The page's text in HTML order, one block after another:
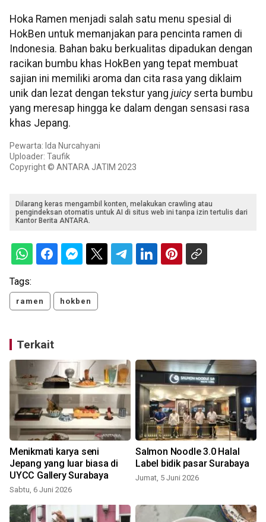
Hoka Ramen menjadi salah satu menu spesial di
HokBen untuk memanjakan para pencinta ramen di
Indonesia. Bahan baku berkualitas dipadukan dengan
racikan bumbu khas HokBen yang tepat membuat
sajian ini memiliki aroma dan cita rasa yang diklaim
unik dan lezat dengan tekstur yang juicy serta bumbu
yang meresap hingga ke dalam dengan sensasi rasa
khas Jepang.
Pewarta: Ida Nurcahyani
Uploader: Taufik
Copyright © ANTARA JATIM 2023
Dilarang keras mengambil konten, melakukan crawling atau
pengindeksan otomatis untuk AI di situs web ini tanpa izin tertulis dari
Kantor Berita ANTARA.
Tags:
ramen hokben
Terkait
Menikmati karya seni
Jepang yang luar biasa di
UYCC Gallery Surabaya
Sabtu, 6 Juni 2026
Salmon Noodle 3.0 Halal
Label bidik pasar Surabaya
Jumat, 5 Juni 2026